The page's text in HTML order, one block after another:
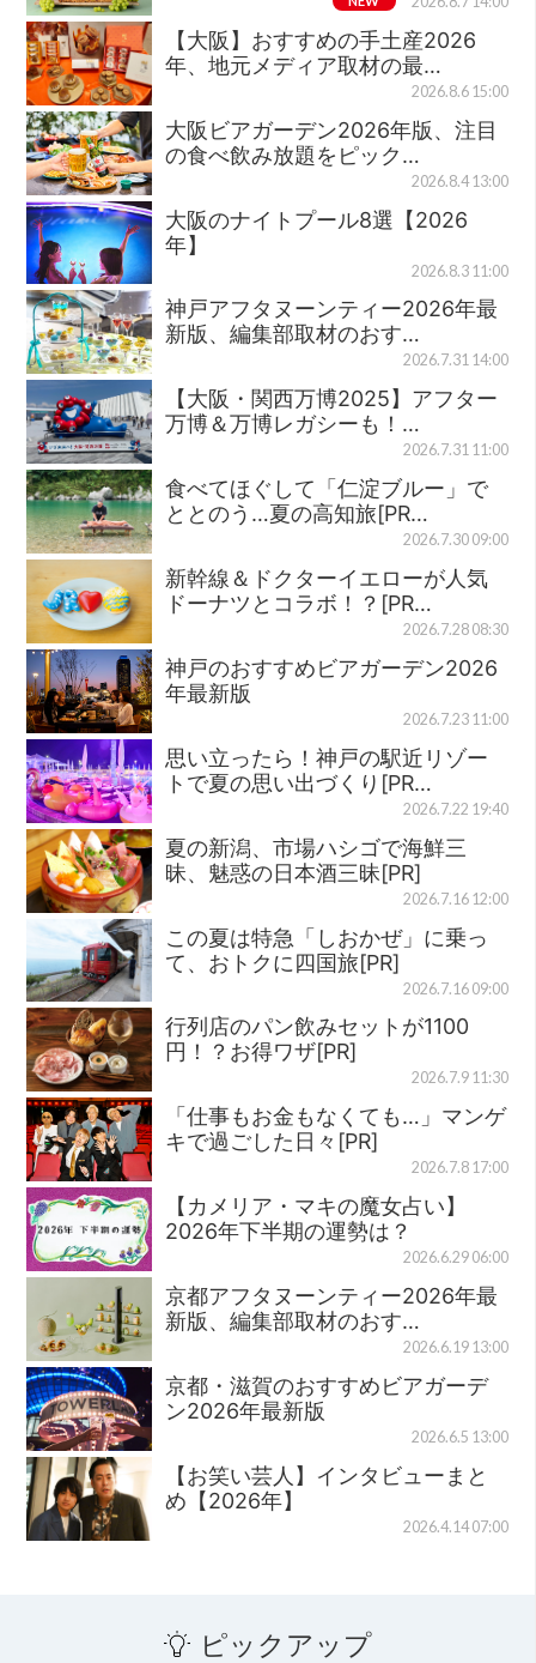
【大阪】おすすめの手土産2026
年、地元メディア取材の最…
2026.8.6 15:00
大阪ビアガーデン2026年版、注目
の食べ飲み放題をピック…
2026.8.4 13:00
大阪のナイトプール8選【2026
年】
2026.8.3 11:00
神戸アフタヌーンティー2026年最
新版、編集部取材のおす…
2026.7.31 14:00
【大阪・関西万博2025】アフター
万博＆万博レガシーも！…
2026.7.31 11:00
食べてほぐして「仁淀ブルー」で
ととのう…夏の高知旅[PR…
2026.7.30 09:00
新幹線＆ドクターイエローが人気
ドーナツとコラボ！？[PR…
2026.7.28 08:30
神戸のおすすめビアガーデン2026
年最新版
2026.7.23 11:00
思い立ったら！神戸の駅近リゾー
トで夏の思い出づくり[PR…
2026.7.22 19:40
夏の新潟、市場ハシゴで海鮮三
昧、魅惑の日本酒三昧[PR]
2026.7.16 12:00
この夏は特急「しおかぜ」に乗っ
て、おトクに四国旅[PR]
2026.7.16 09:00
行列店のパン飲みセットが1100
円！？お得ワザ[PR]
2026.7.9 11:30
「仕事もお金もなくても…」マンゲ
キで過ごした日々[PR]
2026.7.8 17:00
【カメリア・マキの魔女占い】
2026年下半期の運勢は？
2026.6.29 06:00
京都アフタヌーンティー2026年最
新版、編集部取材のおす…
2026.6.19 13:00
京都・滋賀のおすすめビアガーデ
ン2026年最新版
2026.6.5 13:00
【お笑い芸人】インタビューまと
め【2026年】
2026.4.14 07:00
ピックアップ